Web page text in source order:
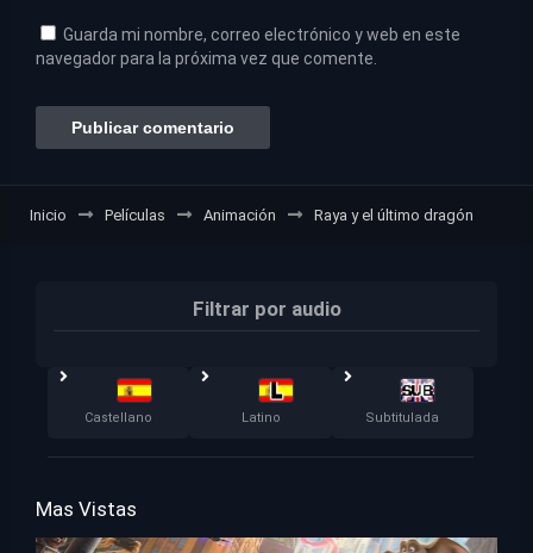
Guarda mi nombre, correo electrónico y web en este
navegador para la próxima vez que comente.
Inicio Películas Animación Raya y el último dragón
Filtrar por audio
Castellano Latino Subtitulada
Mas Vistas